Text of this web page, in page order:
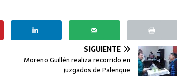
SIGUIENTE
Moreno Guillén realiza recorrido en
juzgados de Palenque